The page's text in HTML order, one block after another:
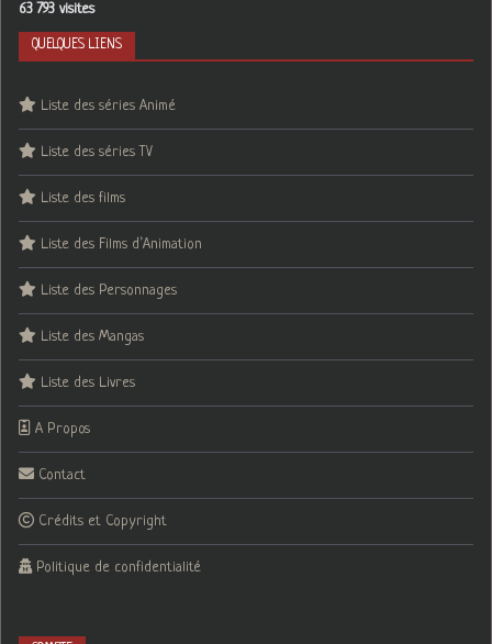
63 793 visites
QUELQUES LIENS
Liste des séries Animé
Liste des séries TV
Liste des films
Liste des Films d’Animation
Liste des Personnages
Liste des Mangas
Liste des Livres
A Propos
Contact
Crédits et Copyright
Politique de confidentialité